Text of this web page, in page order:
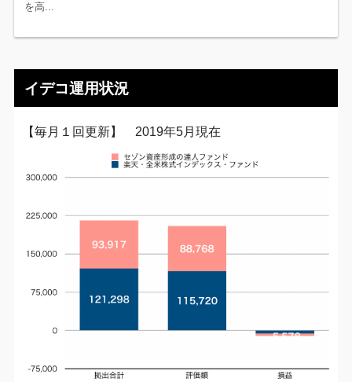
を高...
イデコ運用状況
【毎月１回更新】 2019年5月現在